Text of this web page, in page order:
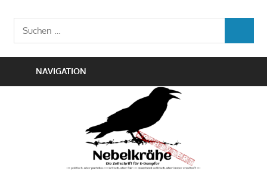
Inhalt
springen
Die
Zeitschrift
Suchen
nach:
NAVIGATION